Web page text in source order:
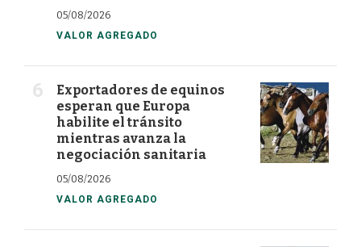
05/08/2026
VALOR AGREGADO
Exportadores de equinos
esperan que Europa
habilite el tránsito
mientras avanza la
negociación sanitaria
05/08/2026
VALOR AGREGADO